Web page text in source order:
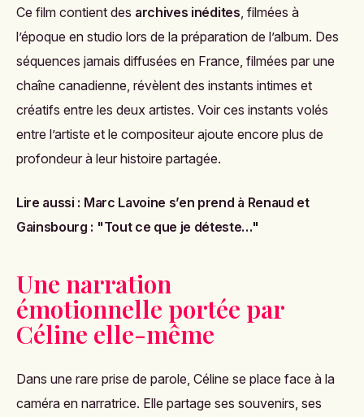
Ce film contient des archives inédites, filmées à
l’époque en studio lors de la préparation de l’album. Des
séquences jamais diffusées en France, filmées par une
chaîne canadienne, révèlent des instants intimes et
créatifs entre les deux artistes. Voir ces instants volés
entre l’artiste et le compositeur ajoute encore plus de
profondeur à leur histoire partagée.
Lire aussi : Marc Lavoine s’en prend à Renaud et
Gainsbourg : "Tout ce que je déteste…"
Une narration
émotionnelle portée par
Céline elle-même
Dans une rare prise de parole, Céline se place face à la
caméra en narratrice. Elle partage ses souvenirs, ses